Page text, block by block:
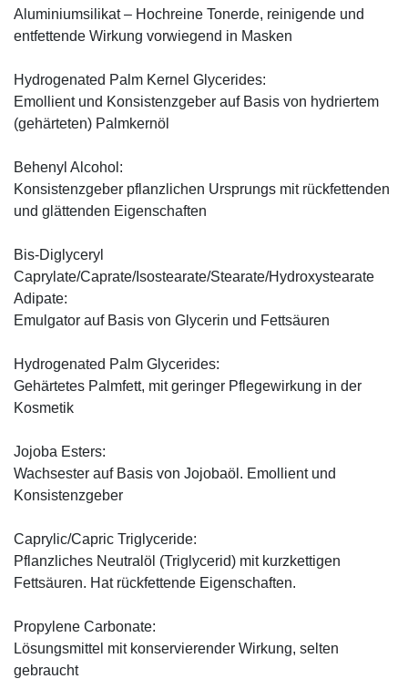
Aluminiumsilikat – Hochreine Tonerde, reinigende und
entfettende Wirkung vorwiegend in Masken
Hydrogenated Palm Kernel Glycerides:
Emollient und Konsistenzgeber auf Basis von hydriertem
(gehärteten) Palmkernöl
Behenyl Alcohol:
Konsistenzgeber pflanzlichen Ursprungs mit rückfettenden
und glättenden Eigenschaften
Bis-Diglyceryl
Caprylate/Caprate/Isostearate/Stearate/Hydroxystearate
Adipate:
Emulgator auf Basis von Glycerin und Fettsäuren
Hydrogenated Palm Glycerides:
Gehärtetes Palmfett, mit geringer Pflegewirkung in der
Kosmetik
Jojoba Esters:
Wachsester auf Basis von Jojobaöl. Emollient und
Konsistenzgeber
Caprylic/Capric Triglyceride:
Pflanzliches Neutralöl (Triglycerid) mit kurzkettigen
Fettsäuren. Hat rückfettende Eigenschaften.
Propylene Carbonate:
Lösungsmittel mit konservierender Wirkung, selten
gebraucht